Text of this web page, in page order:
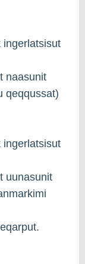
ingerlatsisut
naasunit
qeqqussat)
ingerlatsisut
uunasunit